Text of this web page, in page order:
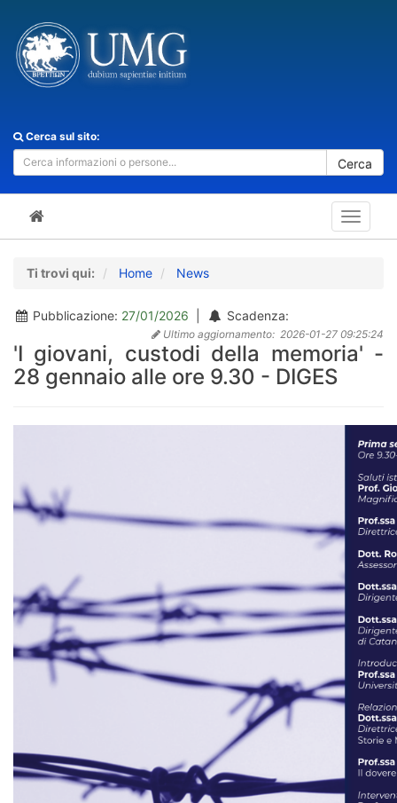
Cerca sul sito:
Cerca
Toggle
Ti trovi qui: Home News
Pubblicazione: 27/01/2026 Scadenza:
Ultimo aggiornamento: 2026-01-27 09:25:24
'I giovani, custodi della memoria' -
28 gennaio alle ore 9.30 - DIGES